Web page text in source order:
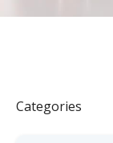
Categories